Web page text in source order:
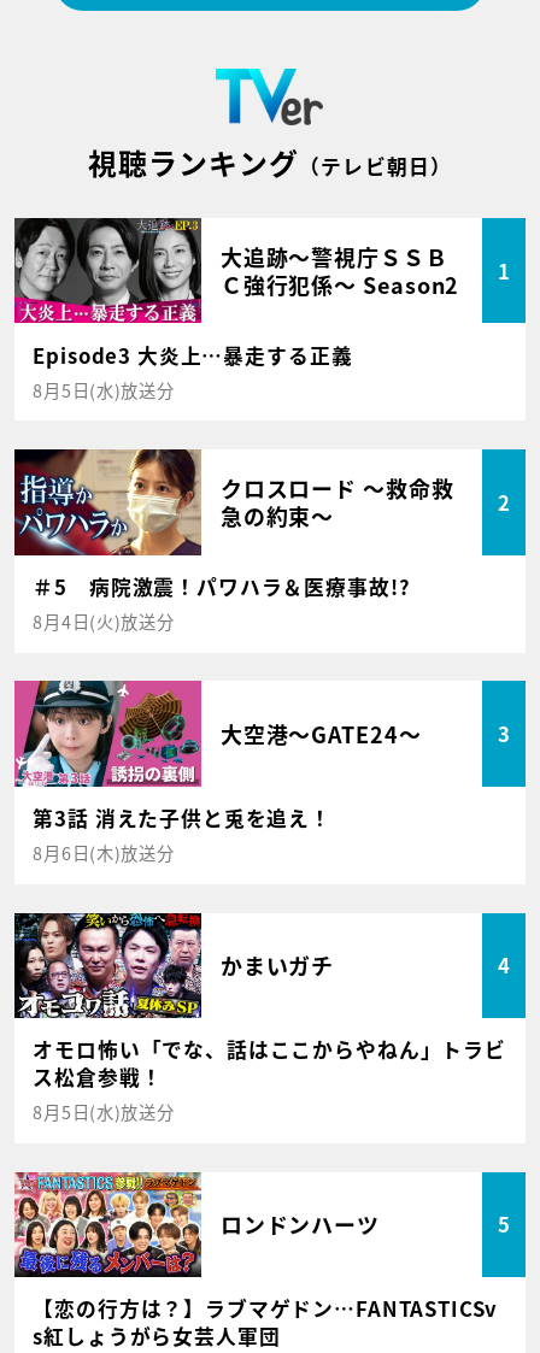
視聴ランキング （テレビ朝日）
大追跡～警視庁ＳＳＢ
Ｃ強行犯係～ Season2
1
Episode3 大炎上…暴走する正義
8月5日(水)放送分
クロスロード ～救命救
急の約束～
2
＃5 病院激震！パワハラ＆医療事故!?
8月4日(火)放送分
大空港～GATE24～ 3
第3話 消えた子供と兎を追え！
8月6日(木)放送分
かまいガチ 4
オモロ怖い「でな、話はここからやねん」トラビ
ス松倉参戦！
8月5日(水)放送分
ロンドンハーツ 5
【恋の行方は？】ラブマゲドン…FANTASTICSv
s紅しょうがら女芸人軍団